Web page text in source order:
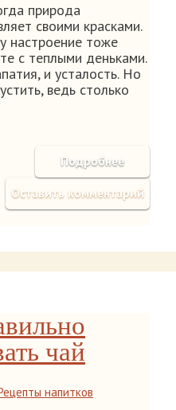
природа
своими красками.
настроение тоже
с теплыми деньками.
и усталость. Но
ведь столько
Подробнее
Оставить комментарий
чай
напитков